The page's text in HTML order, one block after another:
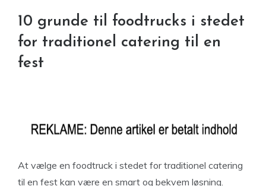
10 grunde til foodtrucks i stedet
for traditionel catering til en
fest
At vælge en foodtruck i stedet for traditionel catering
til en fest kan være en smart og bekvem løsning.